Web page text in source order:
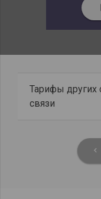
Тарифы других
связи
keyboard_arrow_left